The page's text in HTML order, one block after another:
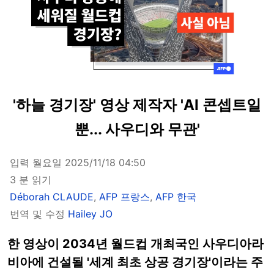
'하늘 경기장' 영상 제작자 'AI 콘셉트일
뿐... 사우디와 무관'
입력 월요일 2025/11/18 04:50
3 분 읽기
Déborah CLAUDE, AFP 프랑스, AFP 한국
번역 및 수정 Hailey JO
한 영상이 2034년 월드컵 개최국인 사우디아라
비아에 건설될 '세계 최초 상공 경기장'이라는 주